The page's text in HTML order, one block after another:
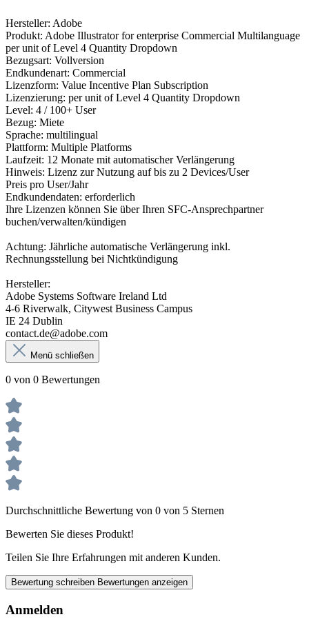
Hersteller: Adobe
Produkt: Adobe Illustrator for enterprise Commercial Multilanguage
per unit of Level 4 Quantity Dropdown
Bezugsart: Vollversion
Endkundenart: Commercial
Lizenzform: Value Incentive Plan Subscription
Lizenzierung: per unit of Level 4 Quantity Dropdown
Level: 4 / 100+ User
Bezug: Miete
Sprache: multilingual
Plattform: Multiple Platforms
Laufzeit: 12 Monate mit automatischer Verlängerung
Hinweis: Lizenz zur Nutzung auf bis zu 2 Devices/User
Preis pro User/Jahr
Endkundendaten: erforderlich
Ihre Lizenzen können Sie über Ihren SFC-Ansprechpartner
buchen/verwalten/kündigen
Achtung: Jährliche automatische Verlängerung inkl.
Rechnungsstellung bei Nichtkündigung
Hersteller:
Adobe Systems Software Ireland Ltd
4-6 Riverwalk, Citywest Business Campus
IE 24 Dublin
contact.de@adobe.com
Menü schließen
0 von 0 Bewertungen
Durchschnittliche Bewertung von 0 von 5 Sternen
Bewerten Sie dieses Produkt!
Teilen Sie Ihre Erfahrungen mit anderen Kunden.
Bewertung schreiben Bewertungen anzeigen
Anmelden